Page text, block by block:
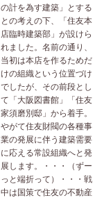
の計を為す建築」とする
との考えの下、「住友本
店臨時建築部」が設けら
れました。名前の通り、
当初は本店を作るためだ
けの組織という位置づけ
でしたが、その前段とし
て「大阪図書館」「住友
家須磨別邸」から着手。
やがて住友財閥の各種事
業の発展に伴う建築需要
に応える常設組織へと発
展します。・・・（ずー
っと端折って）・・・戦
中は国策で住友の不動産